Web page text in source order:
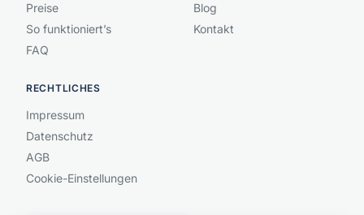
Preise
So funktioniert’s
FAQ
Blog
Kontakt
RECHTLICHES
Impressum
Datenschutz
AGB
Cookie-Einstellungen